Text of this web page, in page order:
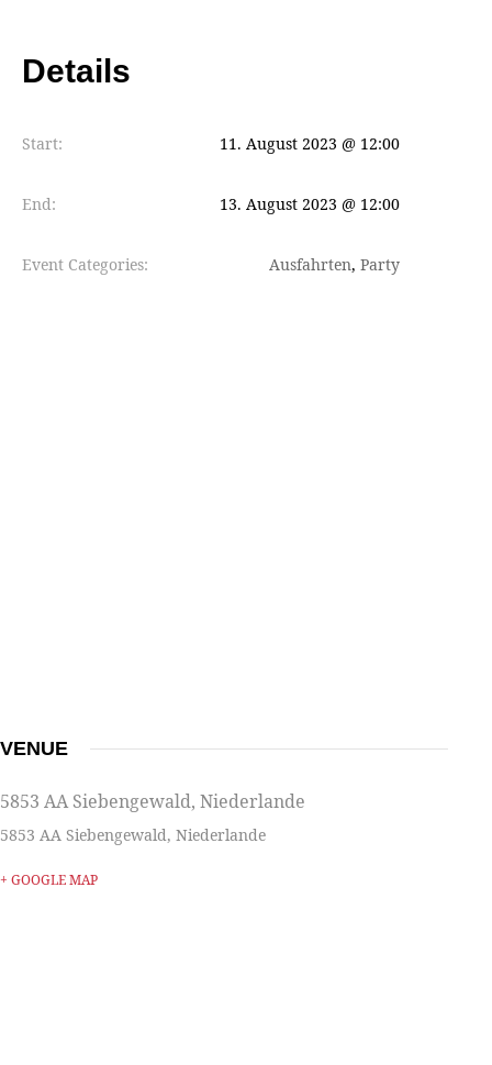
Details
Start: 11. August 2023 @ 12:00
End: 13. August 2023 @ 12:00
Event Categories: Ausfahrten, Party
VENUE
5853 AA Siebengewald, Niederlande
5853 AA Siebengewald, Niederlande
+ GOOGLE MAP